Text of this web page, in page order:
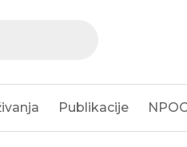
Publikacije